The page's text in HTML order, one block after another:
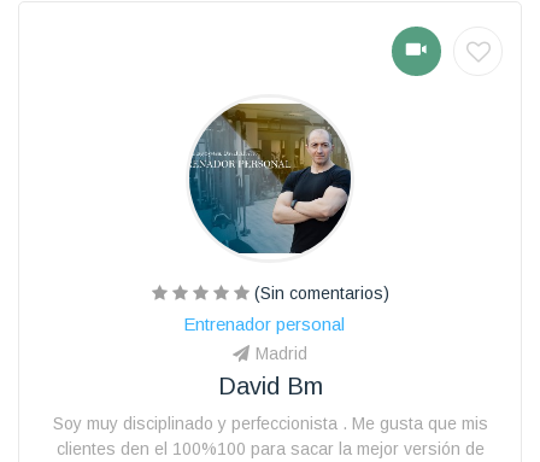
(Sin comentarios)
Entrenador personal
Madrid
David Bm
Soy muy disciplinado y perfeccionista . Me gusta que mis
clientes den el 100%100 para sacar la mejor versión de